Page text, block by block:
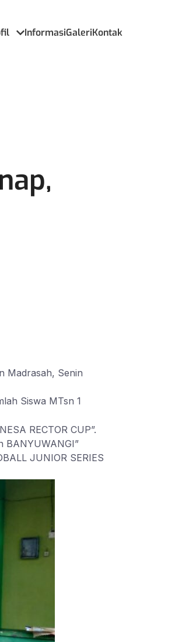
InformasiGaleriKontak
Madrasah, Senin
Siswa MTsn 1
RECTOR CUP”.
BANYUWANGI”
JUNIOR SERIES